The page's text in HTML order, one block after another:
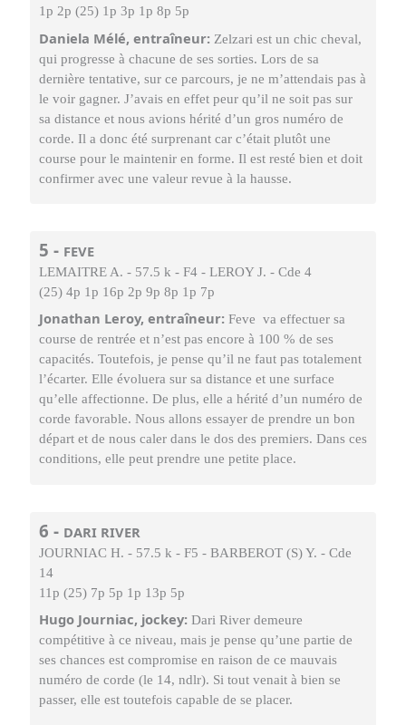
1p 2p (25) 1p 3p 1p 8p 5p
Daniela Mélé, entraîneur: Zelzari est un chic cheval,
qui progresse à chacune de ses sorties. Lors de sa
dernière tentative, sur ce parcours, je ne m’attendais pas à
le voir gagner. J’avais en effet peur qu’il ne soit pas sur
sa distance et nous avions hérité d’un gros numéro de
corde. Il a donc été surprenant car c’était plutôt une
course pour le maintenir en forme. Il est resté bien et doit
confirmer avec une valeur revue à la hausse.
5 - FEVE
LEMAITRE A. - 57.5 k - F4 - LEROY J. - Cde 4
(25) 4p 1p 16p 2p 9p 8p 1p 7p
Jonathan Leroy, entraîneur:Feve va effectuer sa
course de rentrée et n’est pas encore à 100 % de ses
capacités. Toutefois, je pense qu’il ne faut pas totalement
l’écarter. Elle évoluera sur sa distance et une surface
qu’elle affectionne. De plus, elle a hérité d’un numéro de
corde favorable. Nous allons essayer de prendre un bon
départ et de nous caler dans le dos des premiers. Dans ces
conditions, elle peut prendre une petite place.
6 - DARI RIVER
JOURNIAC H. - 57.5 k - F5 - BARBEROT (S) Y. - Cde
14
11p (25) 7p 5p 1p 13p 5p
Hugo Journiac, jockey:Dari River demeure
compétitive à ce niveau, mais je pense qu’une partie de
ses chances est compromise en raison de ce mauvais
numéro de corde (le 14, ndlr). Si tout venait à bien se
passer, elle est toutefois capable de se placer.